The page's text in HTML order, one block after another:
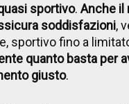
sportivo.Anche il
soddisfazioni,
sportivo fino a
quanto basta per
giusto.